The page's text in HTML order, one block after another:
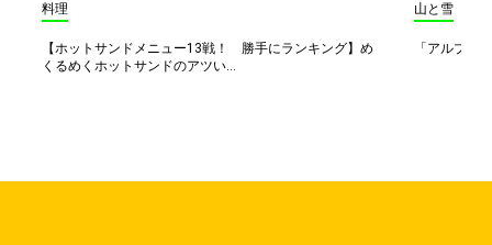
料理
【ホットサンドメニュー13戦！ 勝手にランキング】め
くるめくホットサンドのアツい...
山と雪
「アルプス